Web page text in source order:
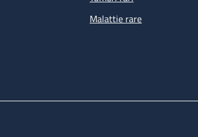
Malattie rare